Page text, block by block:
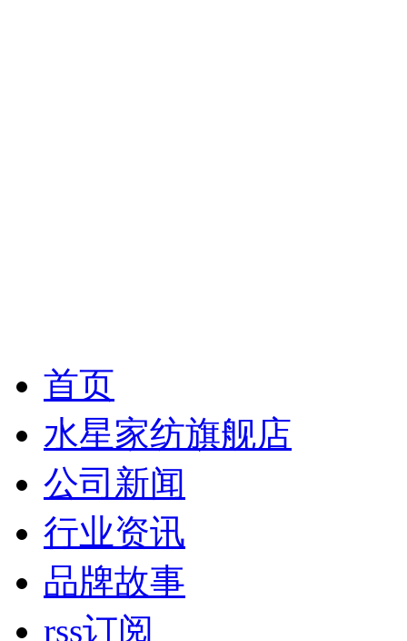
首页
水星家纺旗舰店
公司新闻
行业资讯
品牌故事
rss订阅